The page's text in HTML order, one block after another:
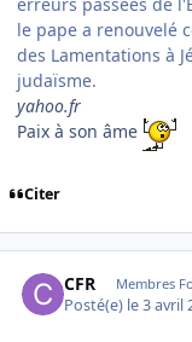
erreurs passées de
le pape a renouvelé
des Lamentations à
judaïsme.
yahoo.fr
Paix à son âme
Citer
CFR Membres
Posté(e) le 3 avril